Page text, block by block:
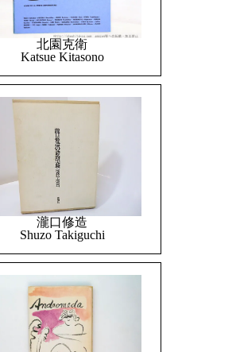
北園克衛
Katsue Kitasono
瀧口修造
Shuzo Takiguchi